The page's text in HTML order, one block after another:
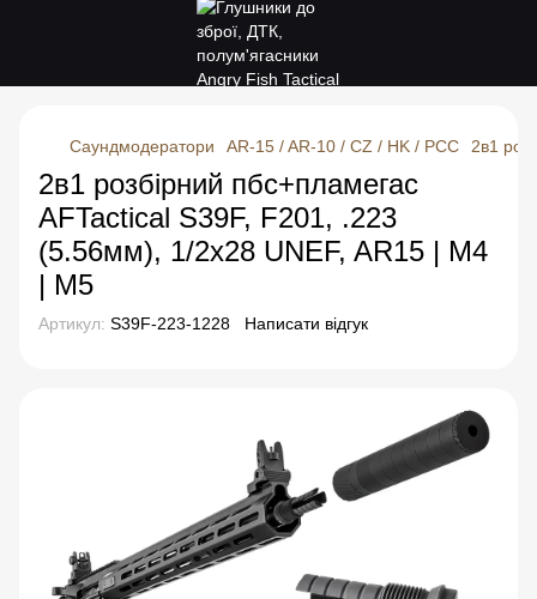
Саундмодератори AR-15 / AR-10 / CZ / HK / PCC 2в1
2в1 розбірний пбс+пламегас
AFTactical S39F, F201, .223
(5.56мм), 1/2x28 UNEF, AR15 | M4
| M5
Артикул: S39F-223-1228 Написати відгук